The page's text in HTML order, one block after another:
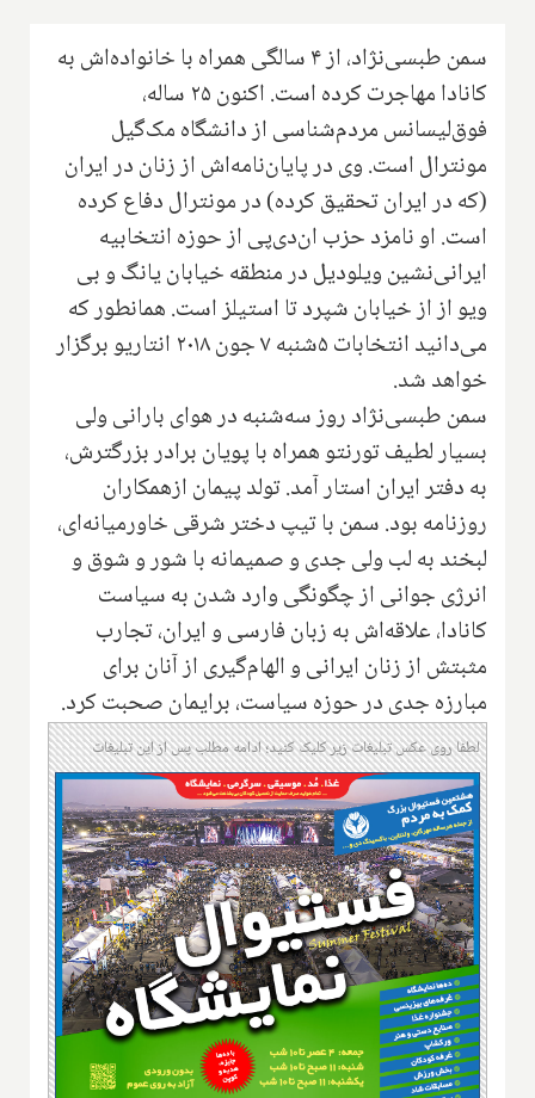
سمن طبسی‌نژاد‌، از ۴ سالگی همراه با خانواده‌اش به
کانادا مهاجرت کرده است‌. اکنون ۲۵ ساله‌،
فوق‌لیسانس مردم‌شناسی از دانشگاه مک‌گیل
مونترال است. وی در پایان‌نامه‌اش‌ از زنان در ایران‌
(که در ایران تحقیق کرده) در مونترال دفاع کرده
است. او‌ نامزد حزب ان‌دی‌پی از حوزه انتخابیه
ایرانی‌نشین ویلودیل در منطقه خیابان یانگ و بی
ویو از از خیابان شپرد تا استیلز است. همانطور که
می‌دانید انتخابات‌ ۵شنبه ۷ جون ۲۰۱۸ انتاریو برگزار
خواهد شد.
سمن طبسی‌نژاد روز سه‌شنبه در هوای بارانی و‌لی
بسیار لطیف تورنتو همراه با پویان برادر بزرگترش‌،
به دفتر ایران استار آمد‌. تولد پیمان ازهمکاران
روزنامه‌ بود‌. سمن با‌ تیپ دختر شرقی‌ خاورمیانه‌ای‌،
لبخند به لب ولی جدی و صمیمانه با شور و شوق و
انرژی جوانی از چگونگی وارد شدن به سیاست
کانادا‌، علاقه‌اش به زبان فارسی و ایران‌، تجارب
مثبتش از زنان ایرانی و الها‌م‌گیری از آنان برای
مبارزه جدی در حوزه سیاست‌، برایمان صحبت کرد.
لطفا روی عکس تبلیغات زیر کلیک کنید؛ ادامه مطلب پس از این تبلیغات